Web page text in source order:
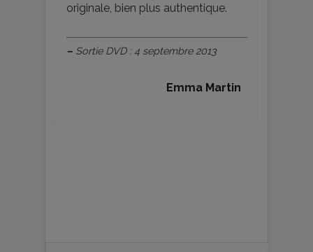
originale, bien plus authentique.
– Sortie DVD : 4 septembre 2013
Emma Martin